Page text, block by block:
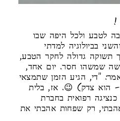
הסיפור שלי מתחיל באהבה לטבע ולכל היפה שבו
בביולוגיה למדתי
תשוקה גדולה לחקר הטבע,
שמשהו חסר. יום אחד,
"די, הגיע הזמן שתמצאי
הוא צדק) 😉. אז, בלית
רפואית בחברת
רק שפחות אהבתי את